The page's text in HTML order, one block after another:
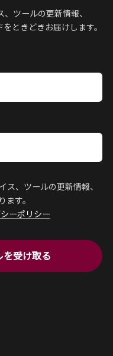
ツールの更新情報、
ときどきお届けします。
ス、ツールの更新情報、
す。
ーポリシー
受け取る